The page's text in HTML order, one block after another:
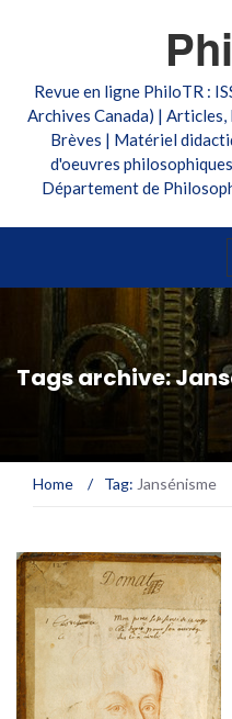
Revue en ligne PhiloTR :
Archives Canada) |
Brèves | Matériel
d'oeuvres
Département de
Tags archive:
Home / Tag: Jansénisme